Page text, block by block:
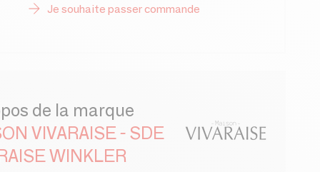
Je souhaite passer commande
de la marque
VIVARAISE - SDE
WINKLER